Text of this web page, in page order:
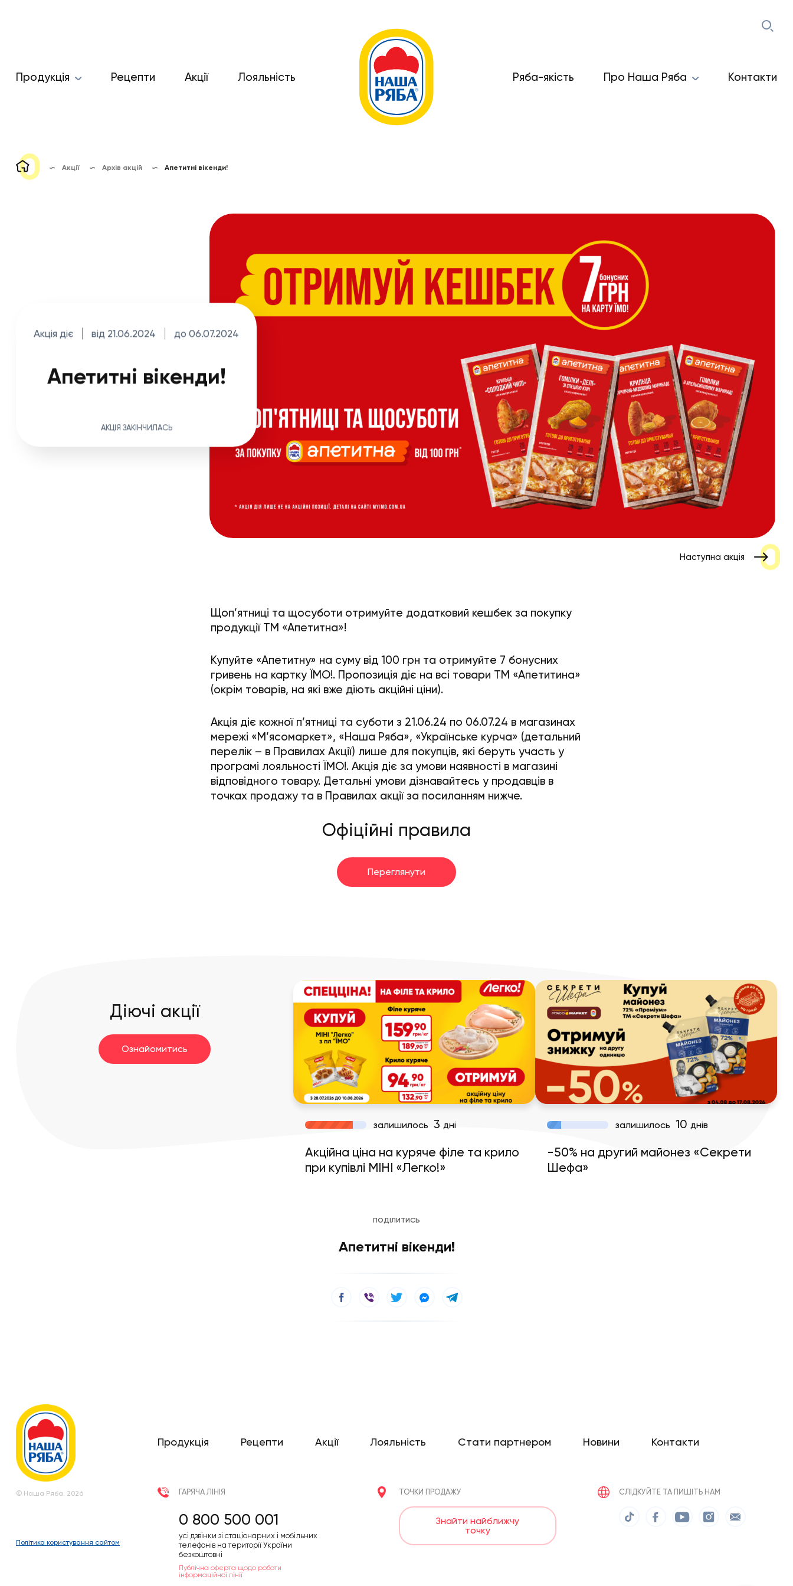
Продукція Рецепти Акції Лояльність Ряба-якість Про Наша Ряба Контакти
Акції Архів акцій Апетитні вікенди!
Акція діє від 21.06.2024 до 06.07.2024
Апетитні вікенди!
АКЦІЯ ЗАКІНЧИЛАСЬ
Наступна акція
Щоп’ятниці та щосуботи отримуйте додатковий кешбек за покупку
продукції ТМ «Апетитна»!
Купуйте «Апетитну» на суму від 100 грн та отримуйте 7 бонусних
гривень на картку ЇМО!. Пропозиція діє на всі товари ТМ «Апетитина»
(окрім товарів, на які вже діють акційні ціни).
Акція діє кожної п’ятниці та суботи з 21.06.24 по 06.07.24 в магазинах
мережі «М’ясомаркет», «Наша Ряба», «Українське курча» (детальний
перелік – в Правилах Акції) лише для покупців, які беруть участь у
програмі лояльності ЇМО!. Акція діє за умови наявності в магазині
відповідного товару. Детальні умови дізнавайтесь у продавців в
точках продажу та в Правилах акції за посиланням нижче.
Офіційні правила
Переглянути
Діючі акції
Ознайомитись
залишилось 3 дні
Акційна ціна на куряче філе та крило
при купівлі МІНІ «Легко!»
залишилось 10 днів
-50% на другий майонез «Секрети
Шефа»
ПОДІЛИТИСЬ
Апетитні вікенди!
© Наша Ряба. 2026
Політика користування сайтом
Продукція Рецепти Акції Лояльність Стати партнером Новини Контакти
ГАРЯЧА ЛІНІЯ
0 800 500 001
усі дзвінки зі стаціонарних і мобільних
телефонів на території України
безкоштовні
Публічна оферта щодо роботи
інформаційної лінії
ТОЧКИ ПРОДАЖУ
Знайти найближчу
точку
СЛІДКУЙТЕ ТА ПИШІТЬ НАМ